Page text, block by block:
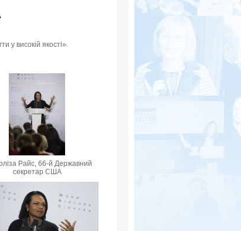
у високій якості».
Райс, 66-й Державний
секретар США